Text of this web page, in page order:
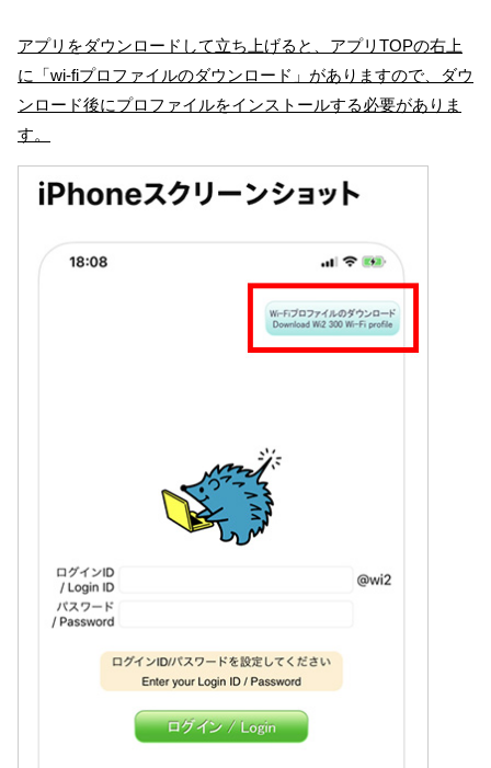
アプリをダウンロードして立ち上げると、アプリTOPの右上
に「wi-fiプロファイルのダウンロード」がありますので、ダウ
ンロード後にプロファイルをインストールする必要がありま
す。